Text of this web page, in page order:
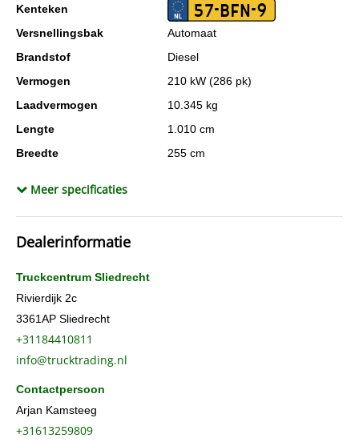
Kenteken
57-BFN-9
Versnellingsbak
Automaat
Brandstof
Diesel
Vermogen
210 kW (286 pk)
Laadvermogen
10.345 kg
Lengte
1.010 cm
Breedte
255 cm
Aantal cilinders
Gewicht (leeg)
Conditie algemeen
Aandrijving
Cabinesoort
Constructiedatum
BTW verrekenbaar
Chassisnummer
Meer specificaties
Dealerinformatie
Truckcentrum Sliedrecht
Rivierdijk 2c
3361AP Sliedrecht
+31184410811
info@trucktrading.nl
Contactpersoon
Arjan Kamsteeg
+31613259809